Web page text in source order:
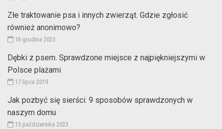
Złe traktowanie psa i innych zwierząt. Gdzie zgłosić
również anonimowo?
16 grudnia 2023
Dębki z psem. Sprawdzone miejsce z najpiękniejszymi w
Polsce plażami
17 lipca 2019
Jak pozbyć się sierści: 9 sposobów sprawdzonych w
naszym domu
15 października 2023